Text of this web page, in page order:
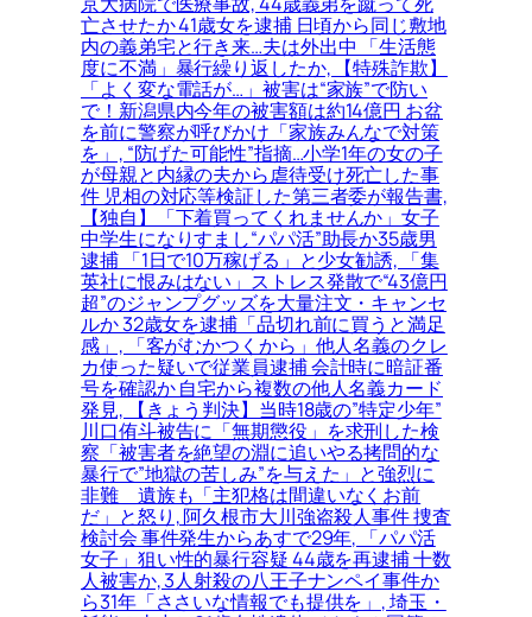
亡させたか 41歳女を逮捕 日頃から同じ敷地
内の義弟宅と行き来…夫は外出中 「生活態
度に不満」暴行繰り返したか, 【特殊詐欺】
「よく変な電話が…」被害は“家族”で防い
で！新潟県内今年の被害額は約14億円 お盆
を前に警察が呼びかけ「家族みんなで対策
を」, “防げた可能性”指摘…小学1年の女の子
が母親と内縁の夫から虐待受け死亡した事
件 児相の対応等検証した第三者委が報告書,
【独自】「下着買ってくれませんか」女子
中学生になりすまし“パパ活”助長か35歳男
逮捕 「1日で10万稼げる」と少女勧誘, 「集
英社に恨みはない」ストレス発散で“43億円
超”のジャンプグッズを大量注文・キャンセ
ルか 32歳女を逮捕「品切れ前に買うと満足
感」, 「客がむかつくから」他人名義のクレ
カ使った疑いで従業員逮捕 会計時に暗証番
号を確認か 自宅から複数の他人名義カード
発見, 【きょう判決】当時18歳の”特定少年”
川口侑斗被告に「無期懲役」を求刑した検
察「被害者を絶望の淵に追いやる拷問的な
暴行で”地獄の苦しみ”を与えた」と強烈に
非難＿遺族も「主犯格は間違いなくお前
だ」と怒り, 阿久根市大川強盗殺人事件 捜査
検討会 事件発生からあすで29年, 「パパ活
女子」狙い性的暴行容疑 44歳を再逮捕 十数
人被害か, 3人射殺の八王子ナンペイ事件か
ら31年「ささいな情報でも提供を」, 埼玉・